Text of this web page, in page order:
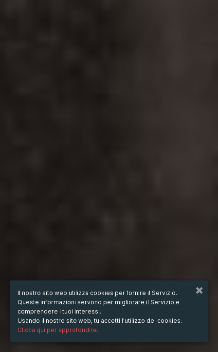
Il nostro sito web utilizza cookies per fornire il Servizio.
Queste informazioni servono per migliorare il Servizio e
comprendere i tuoi interessi.
Usando il nostro sito web, tu accetti l'utilizzo dei cookies.
Clicca qui per approfondire.